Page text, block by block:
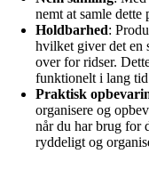
nemt at samle
Holdbarhed:
hvilket giver det en
over for ridser.
funktionelt i lang
Praktisk
organisere og
når du har brug for
ryddeligt og